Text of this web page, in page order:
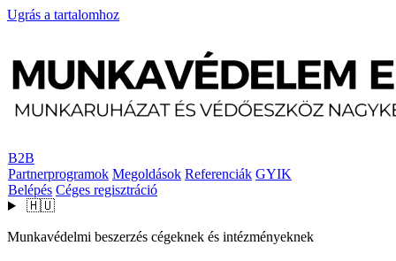
Ugrás a tartalomhoz
B2B
Partnerprogramok Megoldások Referenciák GYIK
Belépés Céges regisztráció
🇭🇺
Munkavédelmi beszerzés cégeknek és intézményeknek